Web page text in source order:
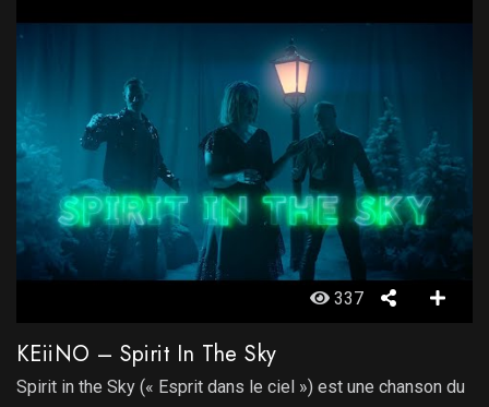
337
KEiiNO – Spirit In The Sky
Spirit in the Sky (« Esprit dans le ciel ») est une chanson du